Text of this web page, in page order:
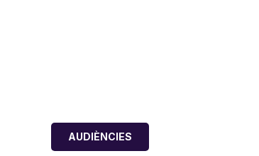
AUDIÈNCIES